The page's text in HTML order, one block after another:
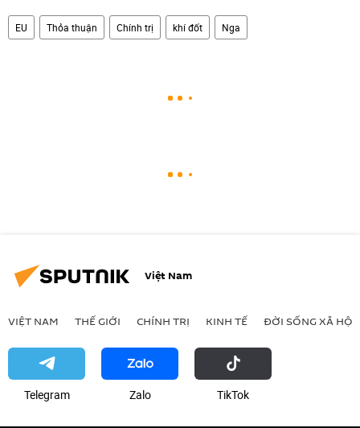
EU Thỏa thuận Chính trị khí đốt Nga
Việt Nam
VIỆT NAM THẾ GIỚI CHÍNH TRỊ KINH TẾ ĐỜI SỐNG XÃ HỘI
Telegram Zalo ТikТоk